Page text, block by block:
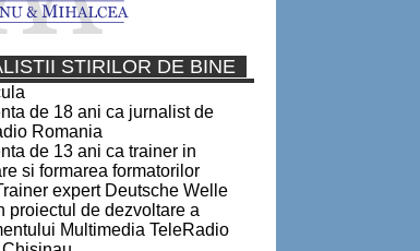
STIRILOR DE BINE
de 18 ani ca jurnalist de
Romania
de 13 ani ca trainer in
si formarea formatorilor
expert Deutsche Welle
proiectul de dezvoltare a
Multimedia TeleRadio